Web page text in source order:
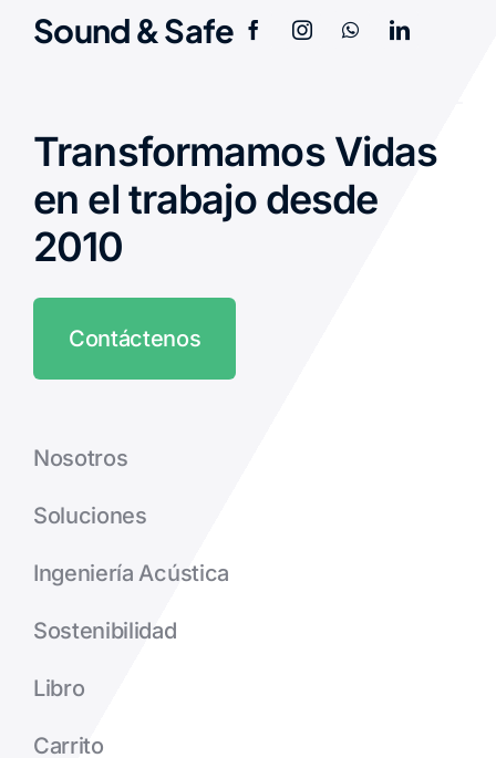
Sound & Safe
Transformamos Vidas
en el trabajo desde
2010
Contáctenos
Nosotros
Soluciones
Ingeniería Acústica
Sostenibilidad
Libro
Carrito